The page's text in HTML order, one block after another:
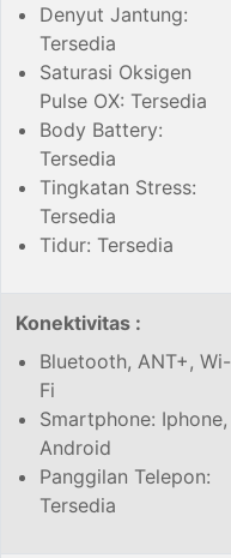
Denyut Jantung:
Tersedia
Saturasi Oksigen
Pulse OX: Tersedia
Body Battery:
Tersedia
Tingkatan Stress:
Tersedia
Tidur: Tersedia
Konektivitas :
Bluetooth, ANT+, Wi-
Fi
Smartphone: Iphone,
Android
Panggilan Telepon:
Tersedia